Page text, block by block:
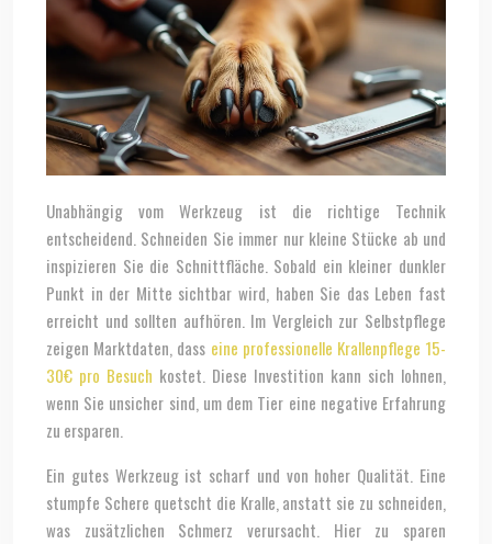
Unabhängig vom Werkzeug ist die richtige Technik
entscheidend. Schneiden Sie immer nur kleine Stücke ab und
inspizieren Sie die Schnittfläche. Sobald ein kleiner dunkler
Punkt in der Mitte sichtbar wird, haben Sie das Leben fast
erreicht und sollten aufhören. Im Vergleich zur Selbstpflege
zeigen Marktdaten, dass eine professionelle Krallenpflege 15-
30€ pro Besuch kostet. Diese Investition kann sich lohnen,
wenn Sie unsicher sind, um dem Tier eine negative Erfahrung
zu ersparen.
Ein gutes Werkzeug ist scharf und von hoher Qualität. Eine
stumpfe Schere quetscht die Kralle, anstatt sie zu schneiden,
was zusätzlichen Schmerz verursacht. Hier zu sparen